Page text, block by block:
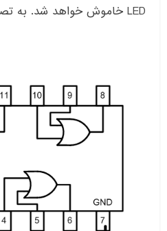
LED خاموش خواهد شد. به تصویر زیر دقت کنید.